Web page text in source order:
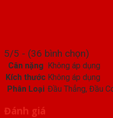
5/5 - (36 bình chọn)
Cân nặng Không áp dụng
Kích thước Không áp dụng
Phân Loại Đầu Thẳng, Đầu
Đánh giá